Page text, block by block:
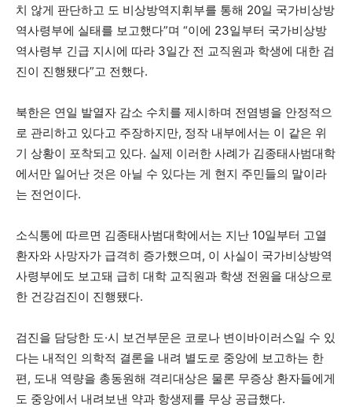
치 않게 판단하고 도 비상방역지휘부를 통해 20일 국가비상방
역사령부에 실태를 보고했다”며 “이에 23일부터 국가비상방
역사령부 긴급 지시에 따라 3일간 전 교직원과 학생에 대한 검
진이 진행됐다”고 전했다.
북한은 연일 발열자 감소 수치를 제시하며 전염병을 안정적으
로 관리하고 있다고 주장하지만, 정작 내부에서는 이 같은 위
기 상황이 포착되고 있다. 실제 이러한 사례가 김종태사범대학
에서만 일어난 것은 아닐 수 있다는 게 현지 주민들의 말이라
는 전언이다.
소식통에 따르면 김종태사범대학에서는 지난 10일부터 고열
환자와 사망자가 급격히 증가했으며, 이 사실이 국가비상방역
사령부에도 보고돼 급히 대학 교직원과 학생 전원을 대상으로
한 건강검진이 진행됐다.
검진을 담당한 도·시 보건부문은 코로나 변이바이러스일 수 있
다는 내적인 의학적 결론을 내려 별도로 중앙에 보고하는 한
편, 도내 역량을 총동원해 격리대상은 물론 무증상 환자들에게
도 중앙에서 내려보낸 약과 항생제를 무상 공급했다.